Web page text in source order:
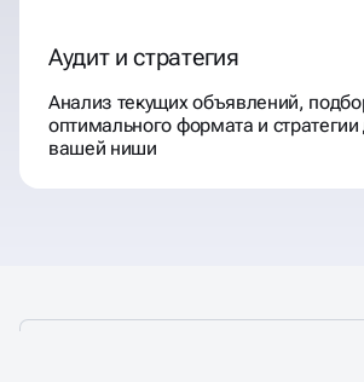
Аудит и стратегия
Анализ текущих объявлений,
оптимального формата и стратегии
вашей ниши